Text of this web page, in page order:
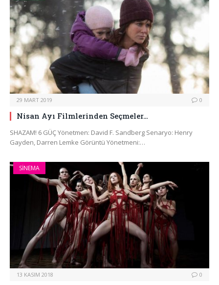
29 MART 2019 0
Nisan Ayı Filmlerinden Seçmeler…
SHAZAM! 6 GÜÇ Yönetmen: David F. Sandberg Senaryo: Henry
Gayden, Darren Lemke Görüntü Yönetmeni:…
SINEMA
13 KASIM 2018 0